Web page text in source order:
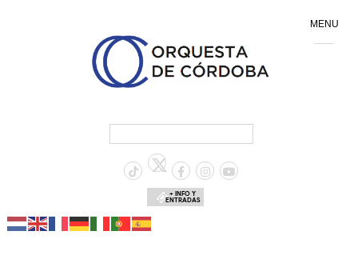
+ INFO Y
ENTRADAS
MENU